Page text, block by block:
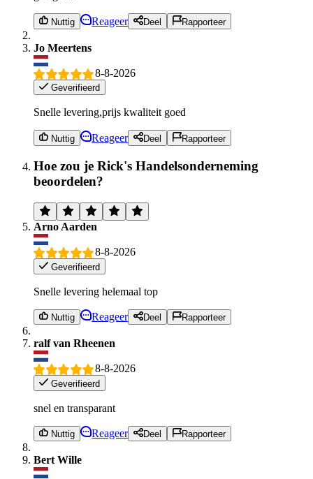
Nuttig Reageer Deel Rapporteer
Jo Meertens
8-8-2026
Geverifieerd
Snelle levering,prijs kwaliteit goed
Nuttig Reageer Deel Rapporteer
Hoe zou je Rick's Handelsonderneming
beoordelen?
Arno Aarden
8-8-2026
Geverifieerd
Snelle levering helemaal top
Nuttig Reageer Deel Rapporteer
ralf van Rheenen
8-8-2026
Geverifieerd
snel en transparant
Nuttig Reageer Deel Rapporteer
Bert Wille